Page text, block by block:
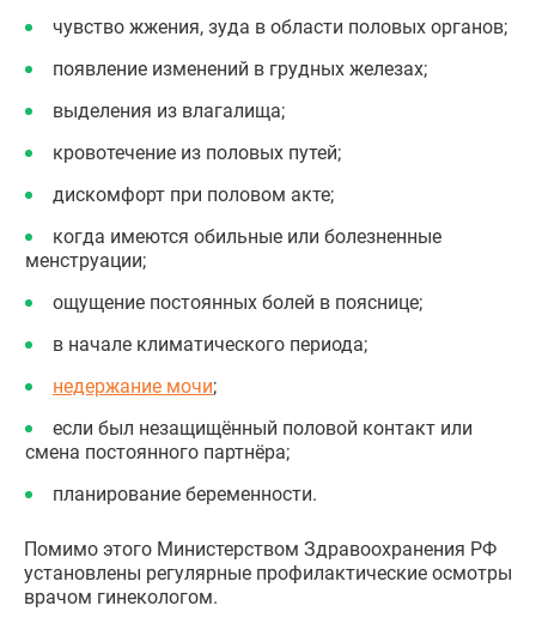
чувство жжения, зуда в области половых органов;
появление изменений в грудных железах;
выделения из влагалища;
кровотечение из половых путей;
дискомфорт при половом акте;
когда имеются обильные или болезненные
менструации;
ощущение постоянных болей в пояснице;
в начале климатического периода;
недержание мочи;
если был незащищённый половой контакт или
смена постоянного партнёра;
планирование беременности.
Помимо этого Министерством Здравоохранения РФ
установлены регулярные профилактические осмотры
врачом гинекологом.